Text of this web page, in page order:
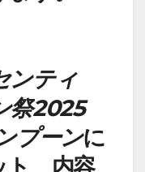
ンティ
祭2025
プーンに
ト 内容